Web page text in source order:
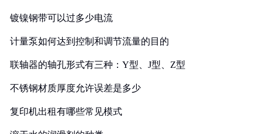
镀镍钢带可以过多少电流
计量泵如何达到控制和调节流量的目的
联轴器的轴孔形式有三种：Y型、J型、Z型
不锈钢材质厚度允许误差是多少
复印机出租有哪些常见模式